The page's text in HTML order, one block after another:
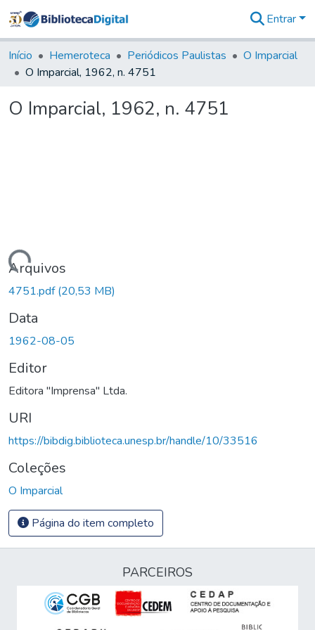
&
Coleções
Tudo na
Digital
Entrar
Início Hemeroteca Periódicos Paulistas
O Imparcial
O Imparcial, 1962, n. 4751
O Imparcial, 1962, n. 4751
Carregando...
Arquivos
4751.pdf(20,53 MB)
Data
1962-08-05
Editor
Editora "Imprensa" Ltda.
URI
https://bibdig.biblioteca.unesp.br/handle/10/33516
Coleções
O Imparcial
Página do item completo
PARCEIROS